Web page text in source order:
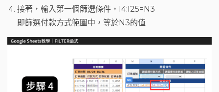
接著，輸入第一個篩選條件，I4:I25=N3
即篩選付款方式範圍中，等於N3的值